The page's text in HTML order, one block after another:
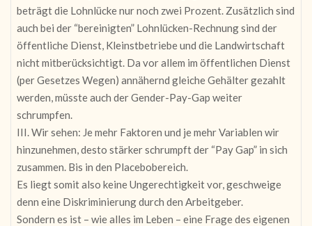
beträgt die Lohnlücke nur noch zwei Prozent. Zusätzlich sind
auch bei der “bereinigten” Lohnlücken-Rechnung sind der
öffentliche Dienst, Kleinstbetriebe und die Landwirtschaft
nicht mitberücksichtigt. Da vor allem im öffentlichen Dienst
(per Gesetzes Wegen) annähernd gleiche Gehälter gezahlt
werden, müsste auch der Gender-Pay-Gap weiter
schrumpfen.
III. Wir sehen: Je mehr Faktoren und je mehr Variablen wir
hinzunehmen, desto stärker schrumpft der “Pay Gap” in sich
zusammen. Bis in den Placebobereich.
Es liegt somit also keine Ungerechtigkeit vor, geschweige
denn eine Diskriminierung durch den Arbeitgeber.
Sondern es ist – wie alles im Leben – eine Frage des eigenen